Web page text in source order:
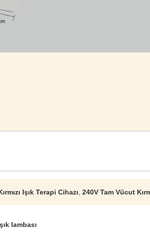
Işık Terapi Cihazı 240V Tam Vücut
lambası